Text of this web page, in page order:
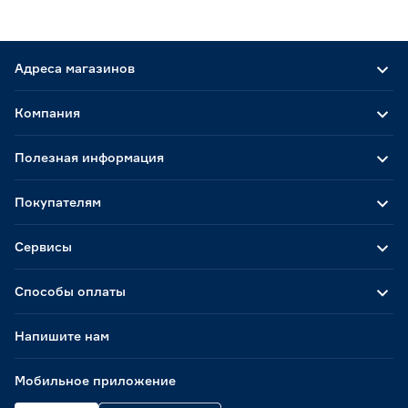
Адреса магазинов
Способы оплаты
Мобильное приложение
Компания
Полезная информация
Покупателям
Сервисы
Напишите нам